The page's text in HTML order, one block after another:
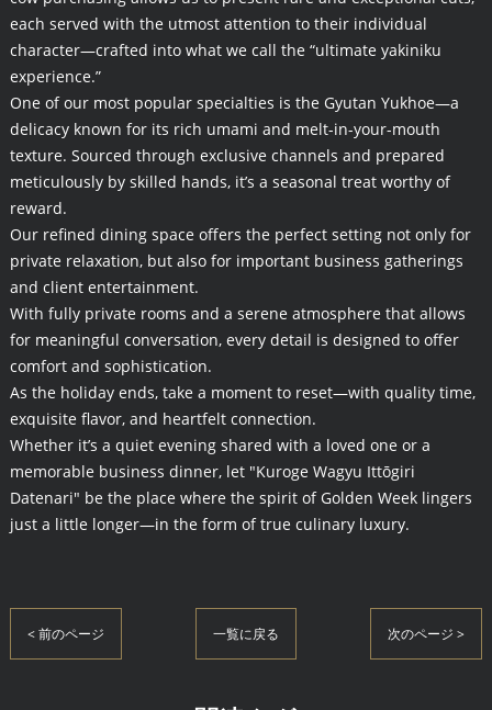
each served with the utmost attention to their individual
character—crafted into what we call the “ultimate yakiniku
experience.”
One of our most popular specialties is the Gyutan Yukhoe—a
delicacy known for its rich umami and melt-in-your-mouth
texture. Sourced through exclusive channels and prepared
meticulously by skilled hands, it’s a seasonal treat worthy of
reward.
Our refined dining space offers the perfect setting not only for
private relaxation, but also for important business gatherings
and client entertainment.
With fully private rooms and a serene atmosphere that allows
for meaningful conversation, every detail is designed to offer
comfort and sophistication.
As the holiday ends, take a moment to reset—with quality time,
exquisite flavor, and heartfelt connection.
Whether it’s a quiet evening shared with a loved one or a
memorable business dinner, let "Kuroge Wagyu Ittōgiri
Datenari" be the place where the spirit of Golden Week lingers
just a little longer—in the form of true culinary luxury.
< 前のページ 一覧に戻る 次のページ >